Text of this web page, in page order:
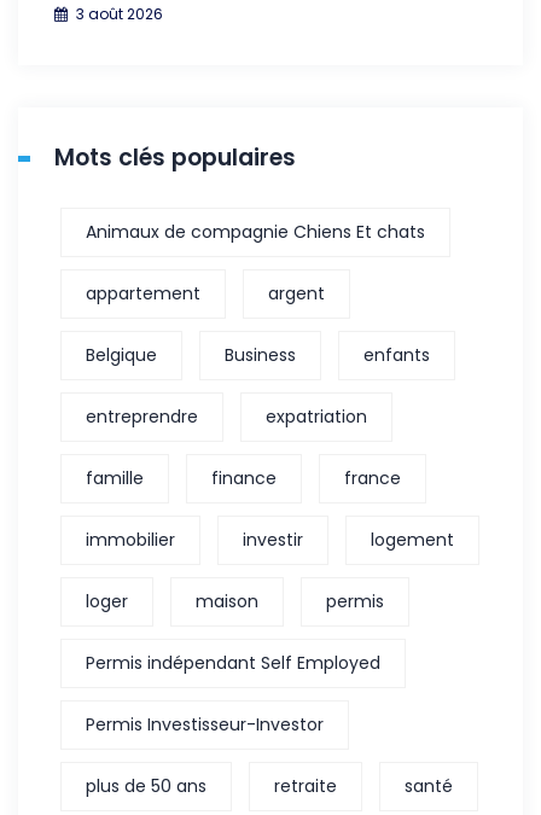
3 août 2026
Mots clés populaires
Animaux de compagnie Chiens Et chats
appartement argent
Belgique Business enfants
entreprendre expatriation
famille finance france
immobilier investir logement
loger maison permis
Permis indépendant Self Employed
Permis Investisseur-Investor
plus de 50 ans retraite santé